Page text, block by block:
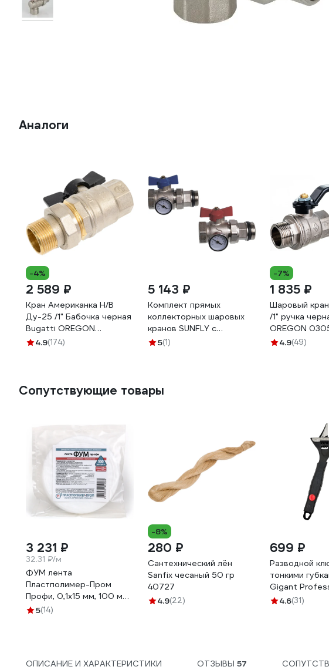
Аналоги
-4%
2 589 ₽
Кран Американка Н/В
Ду-25 /1" Бабочка черная
Bugatti OREGON
03220037
4.9(174)
5 143 ₽
Комплект прямых
коллекторных шаровых
кранов SUNFLY с
термометром 1 (83270-1)
5(1)
-7%
1 835 ₽
Шаровый
/1" ручка
OREGON
4.9(49)
Сопутствующие товары
3 231 ₽
32.31 ₽/м
ФУМ лента
Пластполимер-Пром
Профи, 0,1х15 мм, 100 м
ЗВ-00001594
5(14)
-8%
280 ₽
Сантехнический лён
Sanfix чесаный 50 гр
40727
4.9(22)
699 ₽
Разводной
тонкими
Gigant
GPBS-20
4.6(31)
ОПИСАНИЕ И ХАРАКТЕРИСТИКИ ОТЗЫВЫ57